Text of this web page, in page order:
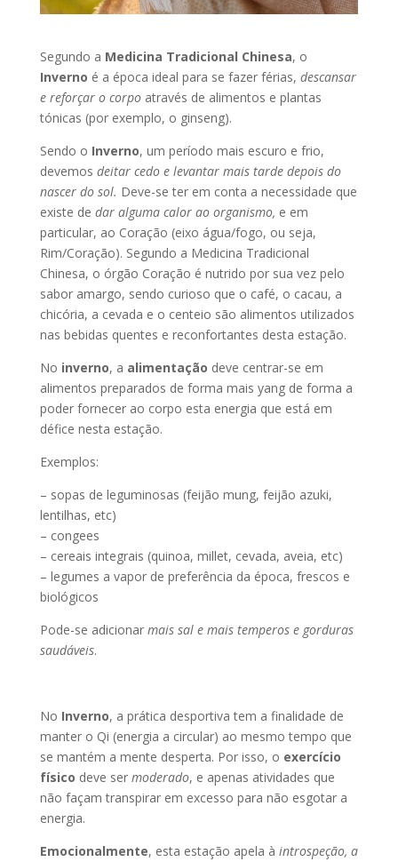
Segundo a Medicina Tradicional Chinesa, o
Inverno é a época ideal para se fazer férias, descansar
e reforçar o corpoatravés de alimentos e plantas
tónicas (por exemplo, o ginseng).
Sendo o Inverno, um período mais escuro e frio,
devemos deitar cedo e levantar mais tarde depois do
nascer do sol. Deve-se ter em conta a necessidade que
existe de dar alguma calor ao organismo, e em
particular, ao Coração (eixo água/fogo, ou seja,
Rim/Coração). Segundo a Medicina Tradicional
Chinesa, o órgão Coração é nutrido por sua vez pelo
sabor amargo, sendo curioso que o café, o cacau, a
chicória, a cevada e o centeio são alimentos utilizados
nas bebidas quentes e reconfortantes desta estação.
No inverno, a alimentação deve centrar-se em
alimentos preparados de forma mais yang de forma a
poder fornecer ao corpo esta energia que está em
défice nesta estação.
Exemplos:
– sopas de leguminosas (feijão mung, feijão azuki,
lentilhas, etc)
– congees
– cereais integrais (quinoa, millet, cevada, aveia, etc)
– legumes a vapor de preferência da época, frescos e
biológicos
Pode-se adicionar mais sal e mais temperos e gorduras
saudáveis.
No Inverno, a prática desportiva tem a finalidade de
manter o Qi (energia a circular) ao mesmo tempo que
se mantém a mente desperta. Por isso, o exercício
físico deve ser moderado, e apenas atividades que
não façam transpirar em excesso para não esgotar a
energia.
Emocionalmente, esta estação apela à introspeção, a